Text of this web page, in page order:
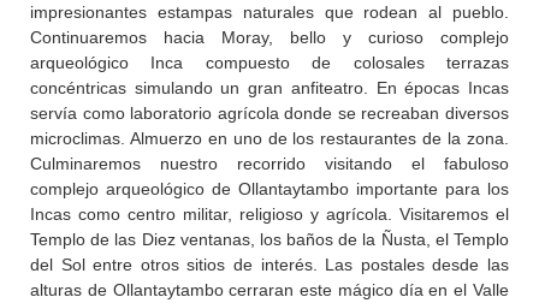
impresionantes estampas naturales que rodean al pueblo.
Continuaremos hacia Moray, bello y curioso complejo
arqueológico Inca compuesto de colosales terrazas
concéntricas simulando un gran anfiteatro. En épocas Incas
servía como laboratorio agrícola donde se recreaban diversos
microclimas. Almuerzo en uno de los restaurantes de la zona.
Culminaremos nuestro recorrido visitando el fabuloso
complejo arqueológico de Ollantaytambo importante para los
Incas como centro militar, religioso y agrícola. Visitaremos el
Templo de las Diez ventanas, los baños de la Ñusta, el Templo
del Sol entre otros sitios de interés. Las postales desde las
alturas de Ollantaytambo cerraran este mágico día en el Valle